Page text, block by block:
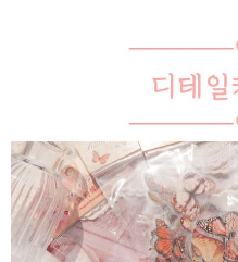
페이코 ID로 페